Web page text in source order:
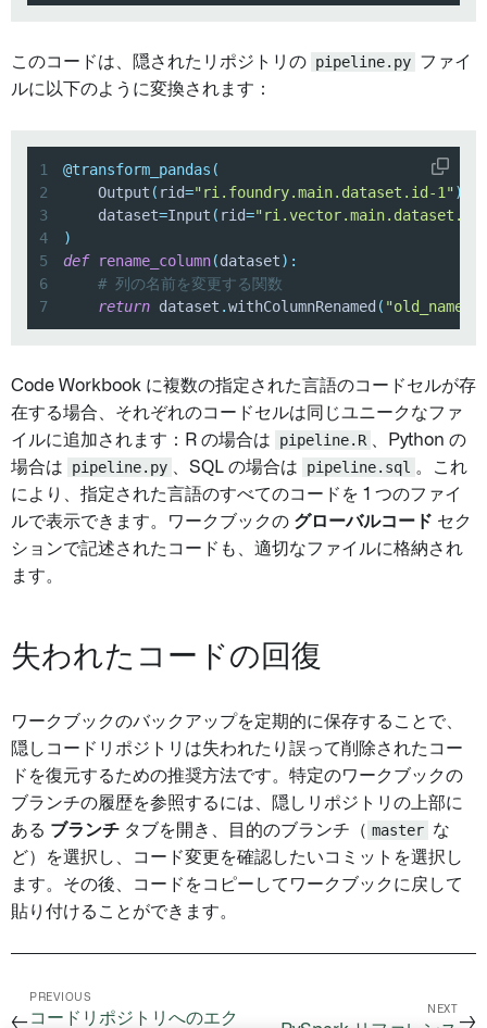
このコードは、隠されたリポジトリの pipeline.py ファイ
ルに以下のように変換されます：
1 @transform_pandas (
2
    Output
( rid="ri.foundry.main.dataset.id-1" )
3
    dataset
=Input ( rid=
4
)
5
def rename_column(dataset) :
6
# 列の名前を変更する関数
7
return dataset .withColumnRenamed ( "old_name"
Code Workbook に複数の指定された言語のコードセルが存
在する場合、それぞれのコードセルは同じユニークなファ
イルに追加されます：R の場合は
pipeline.R 、Python の
場合は
pipeline.py 、SQL の場合は pipeline.sql 。これ
により、指定された言語のすべてのコードを 1 つのファイ
ルで表示できます。ワークブックの グローバルコード セク
ションで記述されたコードも、適切なファイルに格納され
ます。
失われたコードの回復
ワークブックのバックアップを定期的に保存することで、
隠しコードリポジトリは失われたり誤って削除されたコー
ドを復元するための推奨方法です。特定のワークブックの
ブランチの履歴を参照するには、隠しリポジトリの上部に
ある ブランチ タブを開き、目的のブランチ（ master な
ど）を選択し、コード変更を確認したいコミットを選択し
ます。その後、コードをコピーしてワークブックに戻して
貼り付けることができます。
←
PREVIOUS
コードリポジトリへのエク NEXT
→